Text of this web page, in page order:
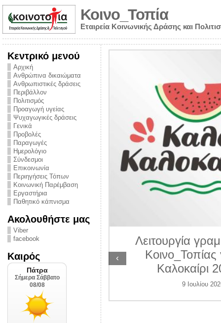
Κοινο_Τοπία
Εταιρεία Κοινωνικής Δράσης και
Κεντρικό μενού
Αρχική
Ανθρώπινα δικαιώματα
Ανθρωπιστικές δράσεις
Περιβάλλον
Πολιτισμός
Προαγωγή υγείας
Ψυχαγωγικές δράσεις
Γενικά
Προβολές
Παραγωγές
Ημερολόγιο
Σύνδεσμοι
Επικοινωνία
Περιηγήσεις Τόπων
Κοινωνική Παρέμβαση
Εργαστήρια
Παθητικό κάπνισμα
Ακολουθήστε μας
Viber
facebook
Καιρός
από την
την ημέρα
και
στο
2026
Λειτουργία
Κοινο_Τοπίας
Καλοκαίρι
9 Ιουλίου
‹